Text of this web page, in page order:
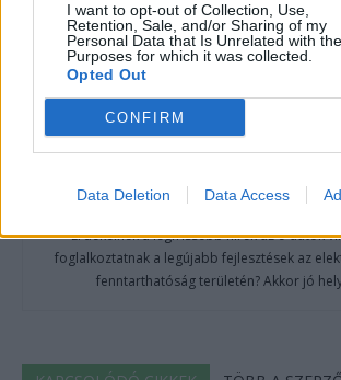
I want to opt-out of Collection, Use,
Retention, Sale, and/or Sharing of my
Personal Data that Is Unrelated with the
Purposes for which it was collected.
Opted Out
CONFIRM
Data Deletion Data Access
Érdekelnek a legfrissebb hírek az e-autók
foglalkoztatnak a legújabb fejlesztések az
fenntarthatóság területén? Akkor jó